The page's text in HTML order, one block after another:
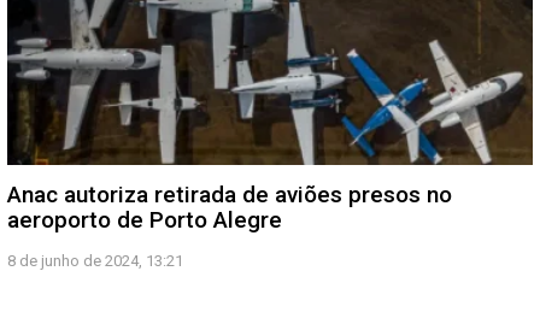
Anac autoriza retirada de aviões presos no
aeroporto de Porto Alegre
8 de junho de 2024, 13:21